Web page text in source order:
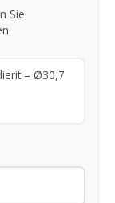
Sie
– Ø30,7